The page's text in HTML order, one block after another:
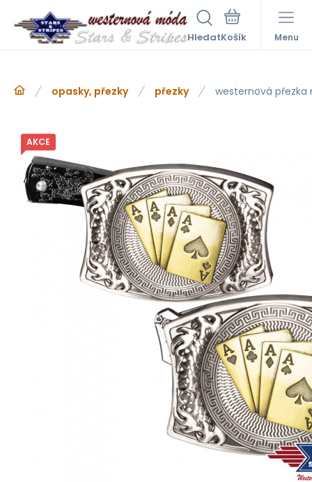
Hledat Menu
opasky, přezky přezky westernová přezka
AKCE